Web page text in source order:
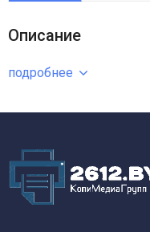
Описание
подробнее